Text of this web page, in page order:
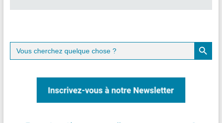
Search
for:
Search Button